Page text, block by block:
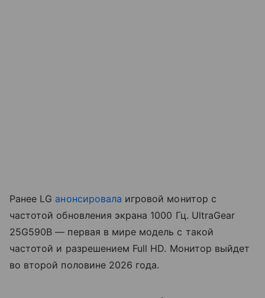
Ранее LG анонсировала игровой монитор с
частотой обновления экрана 1000 Гц. UltraGear
25G590B — первая в мире модель с такой
частотой и разрешением Full HD. Монитор выйдет
во второй половине 2026 года.